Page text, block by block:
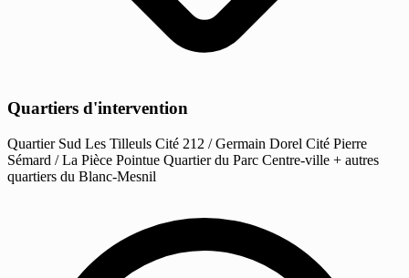
Quartiers d'intervention
Quartier Sud Les Tilleuls Cité 212 / Germain Dorel Cité Pierre
Sémard / La Pièce Pointue Quartier du Parc Centre-ville + autres
quartiers du Blanc-Mesnil